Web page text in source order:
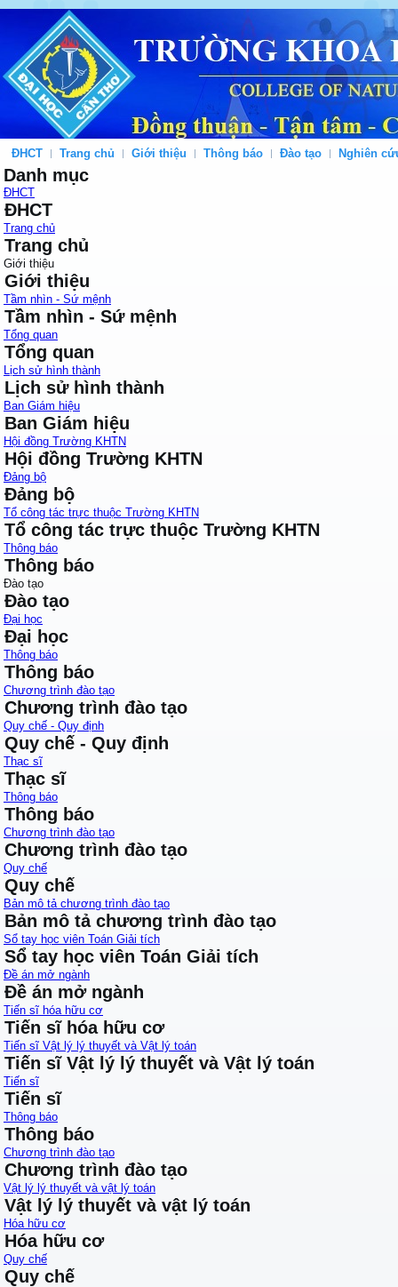
ĐHCT Trang chủ Giới thiệu Thông báo Đào tạo Nghiên
Danh mục
ĐHCT
ĐHCT
Trang chủ
Trang chủ
Giới thiệu
Giới thiệu
Tầm nhìn - Sứ mệnh
Tầm nhìn - Sứ mệnh
Tổng quan
Tổng quan
Lịch sử hình thành
Lịch sử hình thành
Ban Giám hiệu
Ban Giám hiệu
Hội đồng Trường KHTN
Hội đồng Trường KHTN
Đảng bộ
Đảng bộ
Tổ công tác trực thuộc Trường KHTN
Tổ công tác trực thuộc Trường KHTN
Thông báo
Thông báo
Đào tạo
Đào tạo
Đại học
Đại học
Thông báo
Thông báo
Chương trình đào tạo
Chương trình đào tạo
Quy chế - Quy định
Quy chế - Quy định
Thạc sĩ
Thạc sĩ
Thông báo
Thông báo
Chương trình đào tạo
Chương trình đào tạo
Quy chế
Quy chế
Bản mô tả chương trình đào tạo
Bản mô tả chương trình đào tạo
Sổ tay học viên Toán Giải tích
Sổ tay học viên Toán Giải tích
Đề án mở ngành
Đề án mở ngành
Tiến sĩ hóa hữu cơ
Tiến sĩ hóa hữu cơ
Tiến sĩ Vật lý lý thuyết và Vật lý toán
Tiến sĩ Vật lý lý thuyết và Vật lý toán
Tiến sĩ
Tiến sĩ
Thông báo
Thông báo
Chương trình đào tạo
Chương trình đào tạo
Vật lý lý thuyết và vật lý toán
Vật lý lý thuyết và vật lý toán
Hóa hữu cơ
Hóa hữu cơ
Quy chế
Quy chế